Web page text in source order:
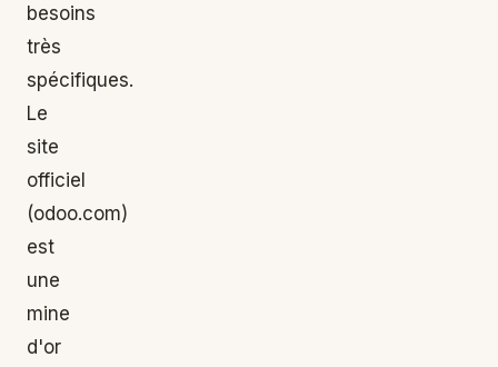
besoins
très
spécifiques.
Le
site
officiel
(odoo.com)
est
une
mine
d'or